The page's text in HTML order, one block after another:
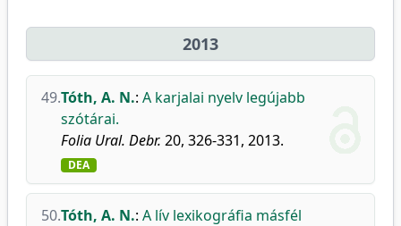
2013
49.Tóth, A. N.: A karjalai nyelv legújabb
szótárai.
Folia Ural. Debr. 20, 326-331, 2013.
DEA
50.Tóth, A. N.: A lív lexikográfia másfél